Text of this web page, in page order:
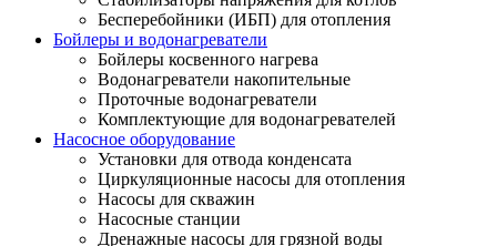
Бесперебойники (ИБП) для отопления
Бойлеры и водонагреватели
Бойлеры косвенного нагрева
Водонагреватели накопительные
Проточные водонагреватели
Комплектующие для водонагревателей
Насосное оборудование
Установки для отвода конденсата
Циркуляционные насосы для отопления
Насосы для скважин
Насосные станции
Дренажные насосы для грязной воды